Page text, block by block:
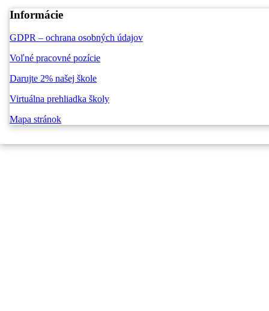
Informácie
GDPR – ochrana osobných údajov
Voľné pracovné pozície
Darujte 2% našej škole
Virtuálna prehliadka školy
Mapa stránok